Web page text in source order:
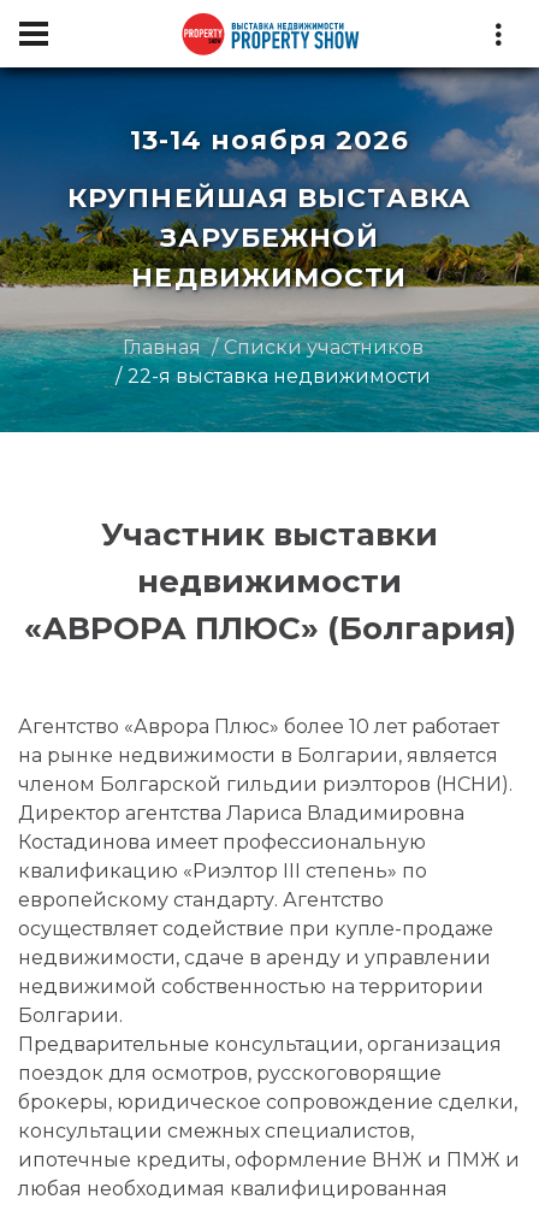
13-14 ноября 2026
КРУПНЕЙШАЯ ВЫСТАВКА
ЗАРУБЕЖНОЙ
НЕДВИЖИМОСТИ
Главная
Списки участников
22-я выставка недвижимости
Участник выставки
недвижимости
«АВРОРА ПЛЮС» (Болгария)
Агентство «Аврора Плюс» более 10 лет работает
на рынке недвижимости в Болгарии, является
членом Болгарской гильдии риэлторов (НСНИ).
Директор агентства Лариса Владимировна
Костадинова имеет профессиональную
квалификацию «Риэлтор III степень» по
европейскому стандарту. Агентство
осуществляет содействие при купле-продаже
недвижимости, сдаче в аренду и управлении
недвижимой собственностью на территории
Болгарии.
Предварительные консультации, организация
поездок для осмотров, русскоговорящие
брокеры, юридическое сопровождение сделки,
консультации смежных специалистов,
ипотечные кредиты, оформление ВНЖ и ПМЖ и
любая необходимая квалифицированная